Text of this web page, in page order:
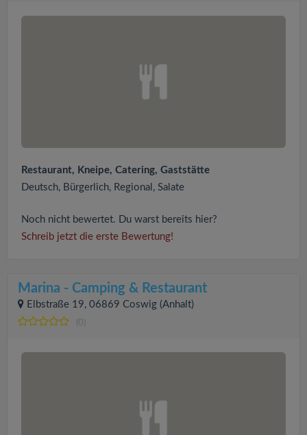
Restaurant, Kneipe, Catering, Gaststätte
Deutsch, Bürgerlich, Regional, Salate
Noch nicht bewertet. Du warst bereits hier?
Schreib jetzt die erste Bewertung!
Marina - Camping & Restaurant
Elbstraße 19, 06869 Coswig (Anhalt)
(0)